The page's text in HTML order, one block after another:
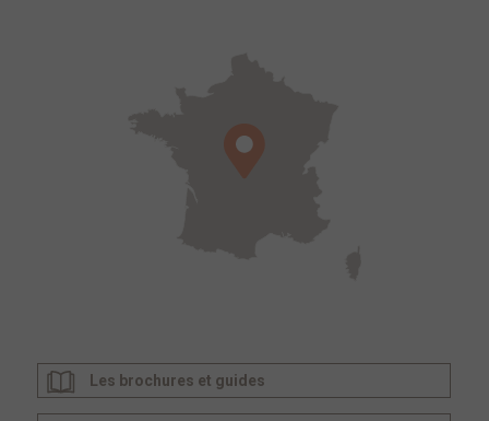
Les brochures et guides